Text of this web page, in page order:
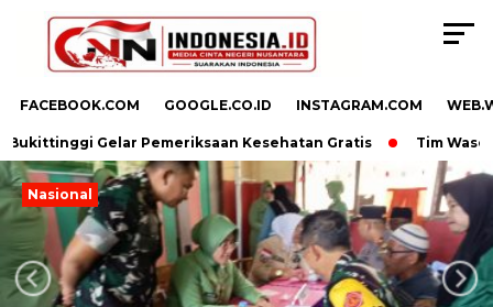
FACEBOOK.COM GOOGLE.CO.ID INSTAGRAM.COM
Gelar Pemeriksaan Kesehatan Gratis Tim Wasev
Nasional